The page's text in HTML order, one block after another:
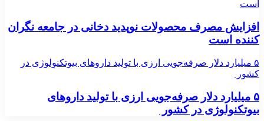
است
افزایش مصرف محصولات نوپدید دخانی در جامعه نگران
کننده است
۵ میلیارد دلار صرفه‌جویی ارزی با تولید داروهای بیوتکنولوژی در
کشور
۵ میلیارد دلار صرفه‌جویی ارزی با تولید داروهای
بیوتکنولوژی در کشور